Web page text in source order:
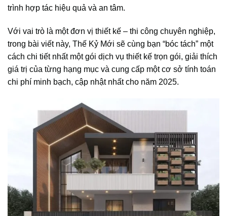
trình hợp tác hiệu quả và an tâm.
Với vai trò là một đơn vị thiết kế – thi công chuyên nghiệp,
trong bài viết này, Thế Kỷ Mới sẽ cùng bạn “bóc tách” một
cách chi tiết nhất một gói dịch vụ thiết kế trọn gói, giải thích
giá trị của từng hạng mục và cung cấp một cơ sở tính toán
chi phí minh bạch, cập nhật nhất cho năm 2025.